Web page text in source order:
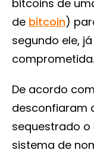
bitcoins de
de bitcoin)
segundo ele,
comprometida.
De acordo
desconfiaram
sequestrado o
sistema de